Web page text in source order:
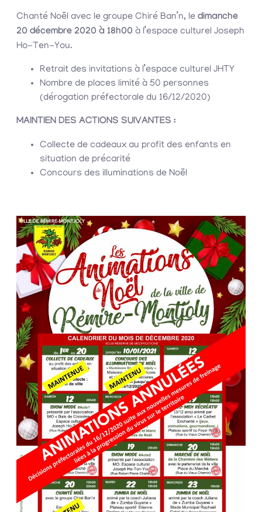
Chanté Noël avec le groupe Chiré Ban’n, le dimanche
20 décembre 2020 à 18h00 à l’espace culturel Joseph
Ho-Ten-You.
Retrait des invitations à l’espace culturel JHTY
Nombre de places limité à 50 personnes
(dérogation préfectorale du 16/12/2020)
MAINTIEN DES ACTIONS SUIVANTES :
Collecte de cadeaux au profit des enfants en
situation de précarité
Concours des illuminations de Noël